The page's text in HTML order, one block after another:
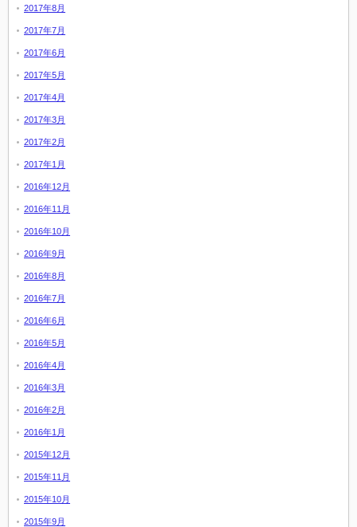
2017年8月
2017年7月
2017年6月
2017年5月
2017年4月
2017年3月
2017年2月
2017年1月
2016年12月
2016年11月
2016年10月
2016年9月
2016年8月
2016年7月
2016年6月
2016年5月
2016年4月
2016年3月
2016年2月
2016年1月
2015年12月
2015年11月
2015年10月
2015年9月